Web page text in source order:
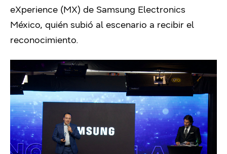
eXperience (MX) de Samsung Electronics
México, quién subió al escenario a recibir el
reconocimiento.